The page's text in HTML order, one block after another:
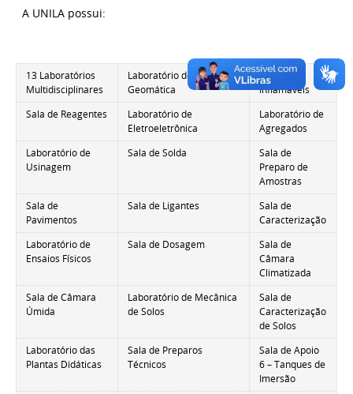
A UNILA possui:
13 Laboratórios
Multidisciplinares
Laboratório de
Geomática
Sala de
Inflamáveis
Sala de Reagentes
Laboratório de
Eletroeletrônica
Laboratório de
Agregados
Laboratório de
Usinagem
Sala de Solda
Sala de
Preparo de
Amostras
Sala de
Pavimentos
Sala de Ligantes
Sala de
Caracterização
Laboratório de
Ensaios Físicos
Sala de Dosagem
Sala de
Câmara
Climatizada
Sala de Câmara
Úmida
Laboratório de Mecânica
de Solos
Sala de
Caracterização
de Solos
Laboratório das
Plantas Didáticas
Sala de Preparos
Técnicos
Sala de Apoio
6 – Tanques de
Imersão